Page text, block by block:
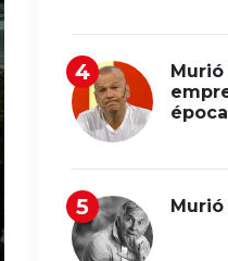
Murió
época
Murió